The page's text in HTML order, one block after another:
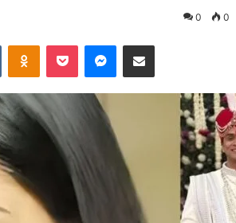
0 0
VKontakteOdnoklassniki
Pocket Messenger
Share via Email